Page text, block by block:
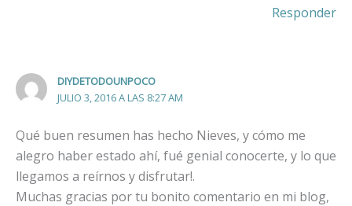
Responder
DIYDETODOUNPOCO
JULIO 3, 2016 A LAS 8:27 AM
Qué buen resumen has hecho Nieves, y cómo me
alegro haber estado ahí, fué genial conocerte, y lo que
llegamos a reírnos y disfrutar!.
Muchas gracias por tu bonito comentario en mi blog,